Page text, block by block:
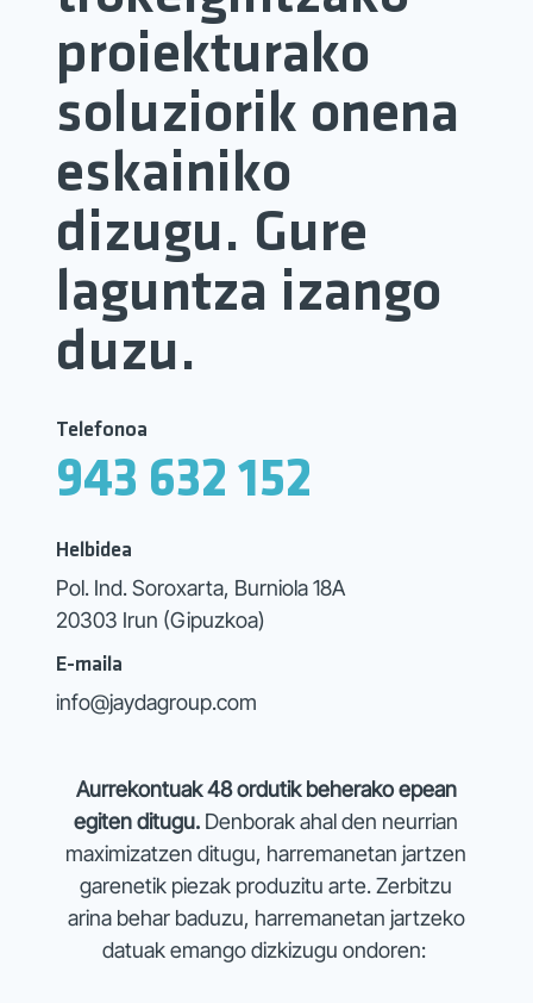
proiekturako
soluziorik onena
eskainiko
dizugu. Gure
laguntza izango
duzu.
Telefonoa
943 632 152
Helbidea
Pol. Ind. Soroxarta, Burniola 18A
20303 Irun (Gipuzkoa)
E-maila
info@jaydagroup.com
Aurrekontuak 48 ordutik beherako epean
egiten ditugu. Denborak ahal den neurrian
maximizatzen ditugu, harremanetan jartzen
garenetik piezak produzitu arte. Zerbitzu
arina behar baduzu, harremanetan jartzeko
datuak emango dizkizugu ondoren: